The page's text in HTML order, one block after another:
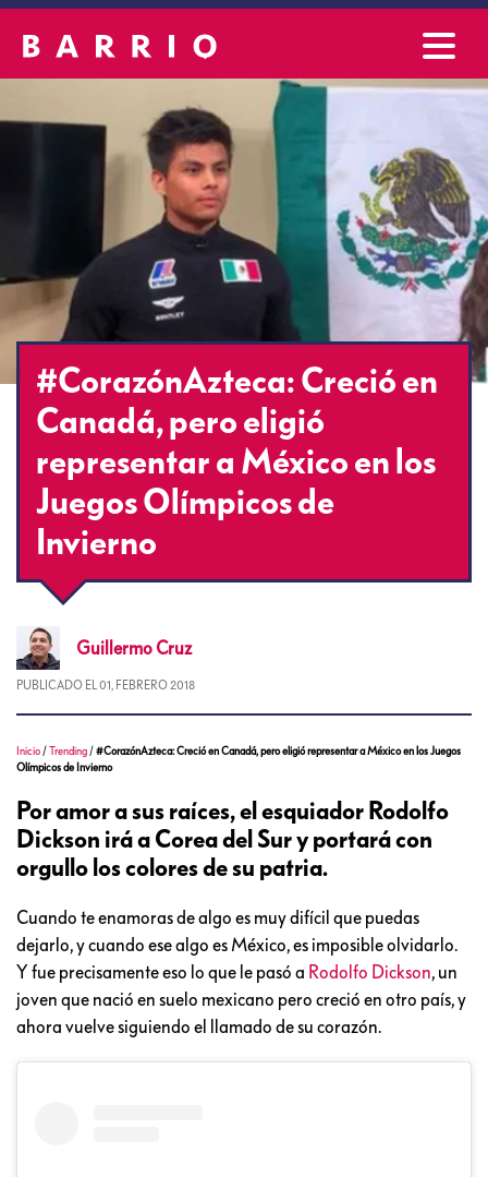
#CorazónAzteca: Creció en
Canadá, pero eligió
representar a México en los
Juegos Olímpicos de
Invierno
Guillermo Cruz
PUBLICADO EL 01, FEBRERO 2018
Inicio /Trending /#CorazónAzteca: Creció en Canadá, pero eligió representar a México en los Juegos
Olímpicos de Invierno
Por amor a sus raíces, el esquiador Rodolfo
Dickson irá a Corea del Sur y portará con
orgullo los colores de su patria.
Cuando te enamoras de algo es muy difícil que puedas
dejarlo, y cuando ese algo es México, es imposible olvidarlo.
Y fue precisamente eso lo que le pasó a Rodolfo Dickson, un
joven que nació en suelo mexicano pero creció en otro país, y
ahora vuelve siguiendo el llamado de su corazón.